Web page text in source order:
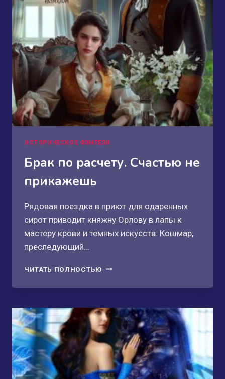
АКАДЕМИИ
МАГИИ
ИСТОРИЧЕСКОЕ ФЭНТЕЗИ
Брак по расчету. Счастью не
прикажешь
Рядовая поездка в приют для одаренных
сирот приводит княжну Орлову в лапы к
мастеру крови и темных искусств. Кошмар,
преследующий…
ЧИТАТЬ ПОЛНОСТЬЮ БРАК
РАСЧЕТУ.
НЕ
ПРИКАЖЕШЬ